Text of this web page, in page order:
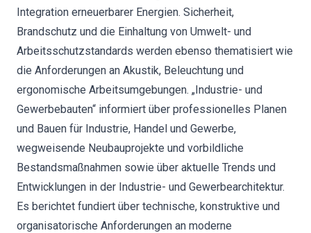
Integration erneuerbarer Energien. Sicherheit,
Brandschutz und die Einhaltung von Umwelt- und
Arbeitsschutzstandards werden ebenso thematisiert wie
die Anforderungen an Akustik, Beleuchtung und
ergonomische Arbeitsumgebungen. „Industrie- und
Gewerbebauten“ informiert über professionelles Planen
und Bauen für Industrie, Handel und Gewerbe,
wegweisende Neubauprojekte und vorbildliche
Bestandsmaßnahmen sowie über aktuelle Trends und
Entwicklungen in der Industrie- und Gewerbearchitektur.
Es berichtet fundiert über technische, konstruktive und
organisatorische Anforderungen an moderne